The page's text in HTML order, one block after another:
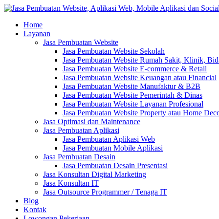
Home
Layanan
Jasa Pembuatan Website
Jasa Pembuatan Website Sekolah
Jasa Pembuatan Website Rumah Sakit, Klinik,
Jasa Pembuatan Website E-commerce & Retail
Jasa Pembuatan Website Keuangan atau Financial
Jasa Pembuatan Website Manufaktur & B2B
Jasa Pembuatan Website Pemerintah & Dinas
Jasa Pembuatan Website Layanan Profesional
Jasa Pembuatan Website Property atau Home
Jasa Optimasi dan Maintenance
Jasa Pembuatan Aplikasi
Jasa Pembuatan Aplikasi Web
Jasa Pembuatan Mobile Aplikasi
Jasa Pembuatan Desain
Jasa Pembuatan Desain Presentasi
Jasa Konsultan Digital Marketing
Jasa Konsultan IT
Jasa Outsource Programmer / Tenaga IT
Blog
Kontak